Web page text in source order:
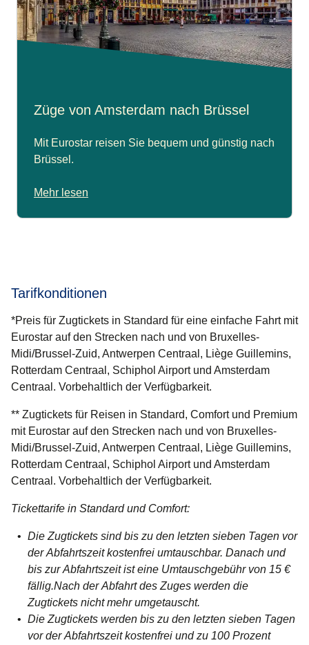
Züge von Amsterdam nach Brüssel
Mit Eurostar reisen Sie bequem und günstig nach
Brüssel.
Mehr lesen
Tarifkonditionen
*Preis für Zugtickets in Standard für eine einfache Fahrt mit
Eurostar auf den Strecken nach und von Bruxelles-
Midi/Brussel-Zuid, Antwerpen Centraal, Liège Guillemins,
Rotterdam Centraal, Schiphol Airport und Amsterdam
Centraal. Vorbehaltlich der Verfügbarkeit.
** Zugtickets für Reisen in Standard, Comfort und Premium
mit Eurostar auf den Strecken nach und von Bruxelles-
Midi/Brussel-Zuid, Antwerpen Centraal, Liège Guillemins,
Rotterdam Centraal, Schiphol Airport und Amsterdam
Centraal. Vorbehaltlich der Verfügbarkeit.
Tickettarife in Standard und Comfort:
Die Zugtickets sind bis zu den letzten sieben Tagen vor
der Abfahrtszeit kostenfrei umtauschbar. Danach und
bis zur Abfahrtszeit ist eine Umtauschgebühr von 15 €
fällig.Nach der Abfahrt des Zuges werden die
Zugtickets nicht mehr umgetauscht.
Die Zugtickets werden bis zu den letzten sieben Tagen
vor der Abfahrtszeit kostenfrei und zu 100 Prozent